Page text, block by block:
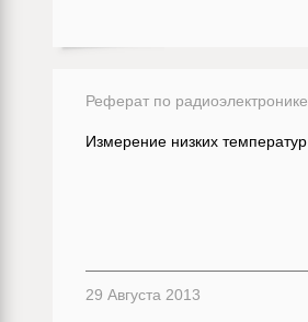
Реферат по радиоэлектронике
Измерение низких температур
29 Августа 2013